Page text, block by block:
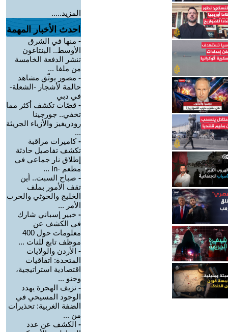
المزيد.....
احدث الأخبار المهمة
- منها في الشرق
الأوسط.. البنتاغون
تنشر الدفعة الخامسة
من ملفا ...
- مصور يوثّق مشاهد
حالمة لأشجار -الشعلة-
في دبي
- قصّات تكشف أكثر مما
تخفي.. جورجينا
رودريغيز والأزياء الجريئة
...
-كاميرات مراقبة
تكشف تفاصيل حادثة
إطلاق نار جماعي في
مطعم -In ...
- صباح السبت.. أين
تقف الأمور بملف
الخليج والحوثي والحرب
الأمر ...
- خبير إسباني شارك
في الكشف عن
معلومات حول 400
موظف تابع للنات ...
- الأردن والولايات
المتحدة: اتفاقيات
اقتصادية استراتيجية،
وجنو ...
- نزيف الهجرة يهدد
الوجود المسيحي في
الضفة الغربية: تحذيرات
من ...
- الكشف عن عدد